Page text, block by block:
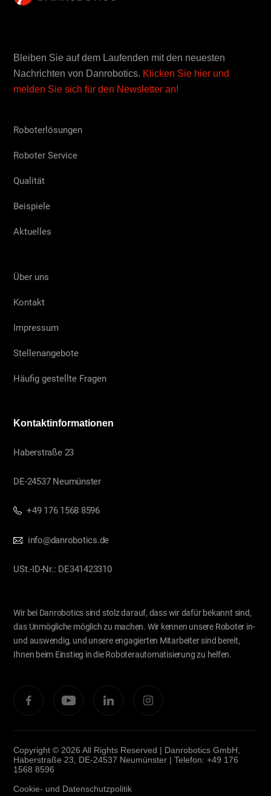
Bleiben Sie auf dem Laufenden mit den neuesten
Nachrichten von Danrobotics. Klicken Sie hier und
melden Sie sich für den Newsletter an!
Roboterlösungen
Roboter Service
Qualität
Beispiele
Aktuelles
Über uns
Kontakt
Impressum
Stellenangebote
Häufig gestellte Fragen
Kontaktinformationen
Haberstraße 23
DE-24537 Neumünster
+49 176 1568 8596
info@danrobotics.de
USt.-ID-Nr.: DE341423310
Wir bei Danrobotics sind stolz darauf, dass wir dafür bekannt sind,
das Unmögliche möglich zu machen. Wir kennen unsere Roboter in-
und auswendig, und unsere engagierten Mitarbeiter sind bereit,
Ihnen beim Einstieg in die Roboterautomatisierung zu helfen.
Copyright © 2026 All Rights Reserved | Danrobotics GmbH,
Haberstraße 23, DE-24537 Neumünster | Telefon: +49 176
1568 8596
Cookie- und Datenschutzpolitik